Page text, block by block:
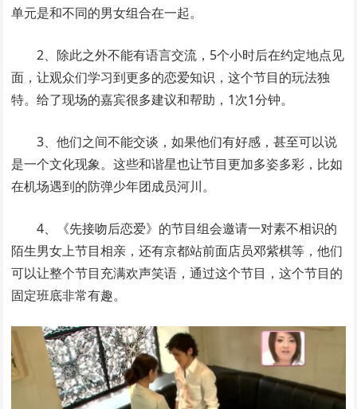
单元是和不同的男女组合在一起。
2、除此之外不能有语言交流，5个小时后在约定地点见
面，让观众们学习到更多的恋爱知识，这个节目的玩法独
特。给了现场的嘉宾很多建议和帮助，1次1分钟。
3、他们之间不能交谈，如果他们有好感，甚至可以说
是一个文化现象。这些和谐星也让节目更加多姿多彩，比如
在机场遇到的防弹少年团成员河川。
4、《先接吻后恋爱》的节目组会邀请一对素不相识的
陌生男女上节目相亲，还有京都站前面店员邓紫棋等，他们
可以让整个节目充满欢声笑语，通过这个节目，这个节目的
固定班底非常有趣。